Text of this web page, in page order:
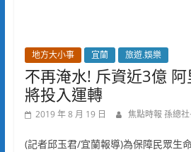
地方大小事 宜蘭 旅遊.娛樂
不再淹水! 斥資近3億
將投入運轉
2019 年 8 月 19 日 焦點時報 孫總
(記者邱玉君/宜蘭報導)為保障民眾生